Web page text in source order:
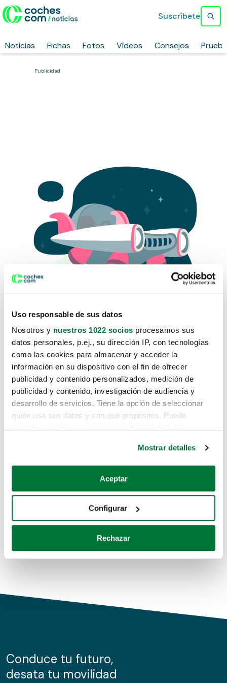
Uso responsable de sus datos
Nosotros y nuestros 1022 socios procesamos sus
datos personales, p.ej., su dirección IP, con tecnologías
como las cookies para almacenar y acceder la
información en su dispositivo con el fin de ofrecer
publicidad y contenido personalizados, medición de
publicidad y contenido, investigación de audiencia y
desarrollo de servicios. Tiene la opción de seleccionar
quién usa sus datos y con qué propósitos. Puede
Si lo permite, también quisiéramos:
Recopilar información sobre su ubicación geográfica
Identificar su dispositivo analizándolo activamente
para buscar características específicas (huellas
Obtenga más información sobre cómo se procesan sus
de cookies.
información sobre el uso que haga del sitio web con
nuestros partners de redes sociales, publicidad y análisis
Mostrar detalles
Aceptar
Configurar
Rechazar
Noticias Fichas Fotos Vídeos Consejos
Suscríbete
Publicidad
Lo sentimos, no sabemos como
te hemos traido hasta aquí.
Pero puedes encontrar el coche que estás
buscando en alguno de estos enlaces:
Coches de segunda mano
Coches de km0
Conduce tu futuro,
desata tu movilidad